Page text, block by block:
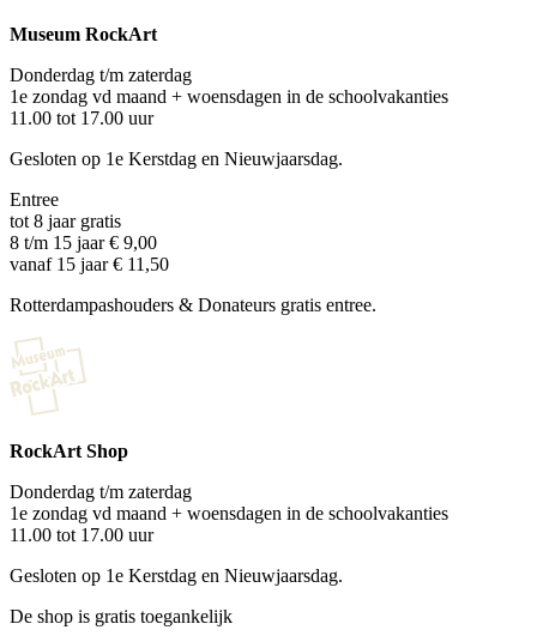
Museum RockArt
Donderdag t/m zaterdag
1e zondag vd maand + woensdagen in de schoolvakanties
11.00 tot 17.00 uur
Gesloten op 1e Kerstdag en Nieuwjaarsdag.
Entree
tot 8 jaar gratis
8 t/m 15 jaar € 9,00
vanaf 15 jaar € 11,50
Rotterdampashouders & Donateurs gratis entree.
RockArt Shop
Donderdag t/m zaterdag
1e zondag vd maand + woensdagen in de schoolvakanties
11.00 tot 17.00 uur
Gesloten op 1e Kerstdag en Nieuwjaarsdag.
De shop is gratis toegankelijk